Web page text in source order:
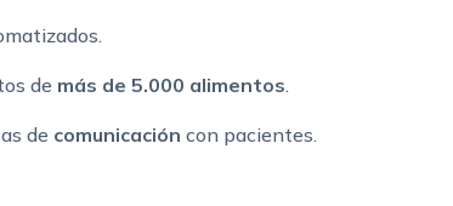
de más de 5.000 alimentos.
de comunicación con pacientes.